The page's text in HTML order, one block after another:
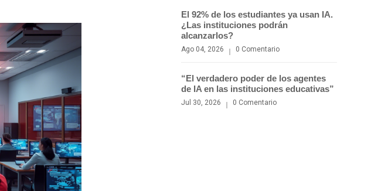
El 92% de los estudiantes ya usan IA.
¿Las instituciones podrán
alcanzarlos?
Ago 04, 2026 0 Comentario
“El verdadero poder de los agentes
de IA en las instituciones educativas”
Jul 30, 2026 0 Comentario